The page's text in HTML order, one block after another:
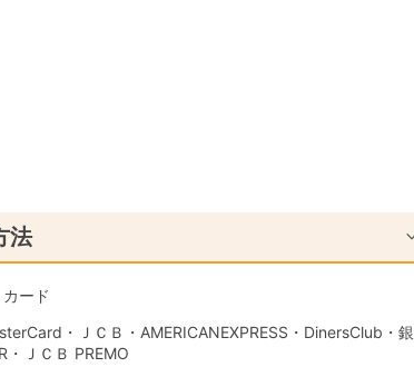
法
ード
・ＪＣＢ・AMERICANEXPRESS・DinersClub・銀
・ＪＣＢ PREMO